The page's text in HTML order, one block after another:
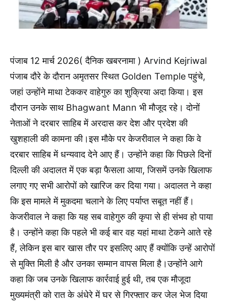
पंजाब 12 मार्च 2026( दैनिक खबरनामा ) Arvind Kejriwal
पंजाब दौरे के दौरान अमृतसर स्थित Golden Temple पहुंचे,
जहां उन्होंने माथा टेककर वाहेगुरु का शुक्रिया अदा किया। इस
दौरान उनके साथ Bhagwant Mann भी मौजूद रहे। दोनों
नेताओं ने दरबार साहिब में अरदास कर देश और प्रदेश की
खुशहाली की कामना की।इस मौके पर केजरीवाल ने कहा कि वे
दरबार साहिब में धन्यवाद देने आए हैं। उन्होंने कहा कि पिछले दिनों
दिल्ली की अदालत में एक बड़ा फैसला आया, जिसमें उनके खिलाफ
लगाए गए सभी आरोपों को खारिज कर दिया गया। अदालत ने कहा
कि इस मामले में मुकदमा चलाने के लिए पर्याप्त सबूत नहीं हैं।
केजरीवाल ने कहा कि यह सब वाहेगुरु की कृपा से ही संभव हो पाया
है। उन्होंने कहा कि पहले भी कई बार वह यहां माथा टेकने आते रहे
हैं, लेकिन इस बार खास तौर पर इसलिए आए हैं क्योंकि उन्हें आरोपों
से मुक्ति मिली है और उनका सम्मान वापस मिला है।उन्होंने आगे
कहा कि जब उनके खिलाफ कार्रवाई हुई थी, तब एक मौजूदा
मुख्यमंत्री को रात के अंधेरे में घर से गिरफ्तार कर जेल भेज दिया